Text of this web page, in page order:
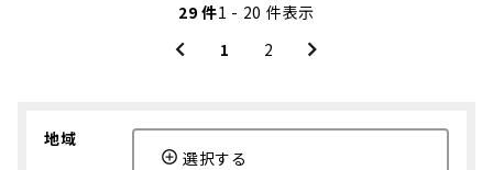
29 件1 - 20 件表示
1
2
地域
選択する